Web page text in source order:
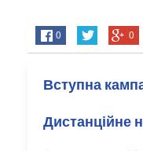
0 0
Вступна
Дистанційне